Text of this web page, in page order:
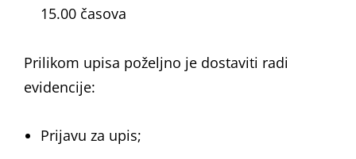
15.00 časova
Prilikom upisa poželjno je dostaviti radi
evidencije:
Prijavu za upis;